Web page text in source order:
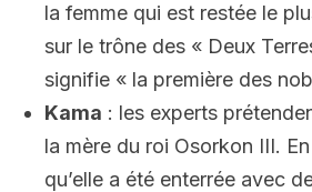
la femme qui est restée le
sur le trône des « Deux
signifie « la première des
Kama : les experts
la mère du roi Osorkon III.
qu’elle a été enterrée avec